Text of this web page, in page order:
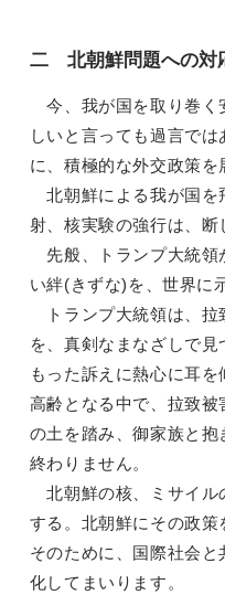
二 北朝鮮問題への対
今、我が国を取り巻く
しいと言っても過言で
に、積極的な外交政策を
北朝鮮による我が国を
射、核実験の強行は、断
先般、トランプ大統領
い絆(きずな)を、世界に
トランプ大統領は、拉
を、真剣なまなざしで
もった訴えに熱心に耳
高齢となる中で、拉致
の土を踏み、御家族と
終わりません。
北朝鮮の核、ミサイル
する。北朝鮮にその政策
そのために、国際社会
化してまいります。